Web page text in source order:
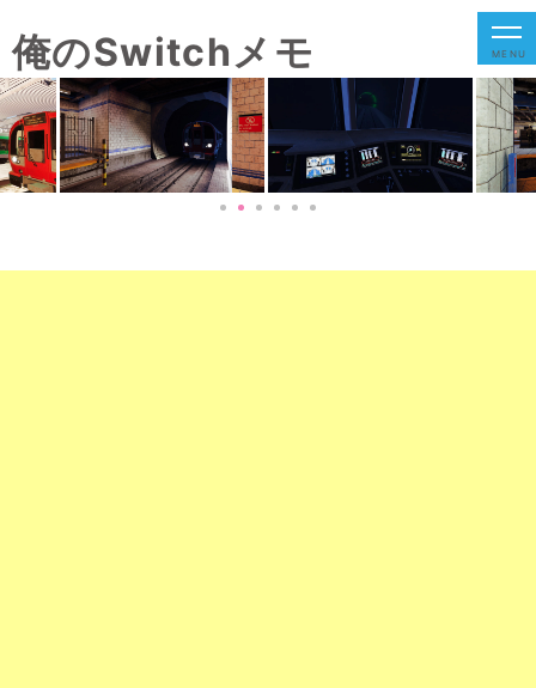
俺のSwitchメモ MENU